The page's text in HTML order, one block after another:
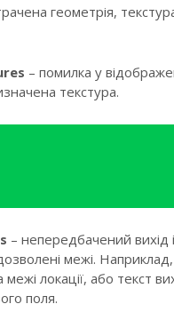
геометрія,
– помилка у
текстура.
– непередбачений вихід
межі.
локації, або текст
поля.